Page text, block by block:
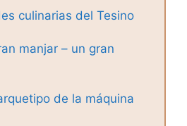
culinarias del Tesino
manjar – un gran
de la máquina